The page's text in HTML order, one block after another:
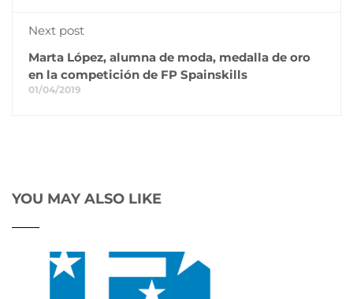
Next post
Marta López, alumna de moda, medalla de oro
en la competición de FP Spainskills
01/04/2019
YOU MAY ALSO LIKE